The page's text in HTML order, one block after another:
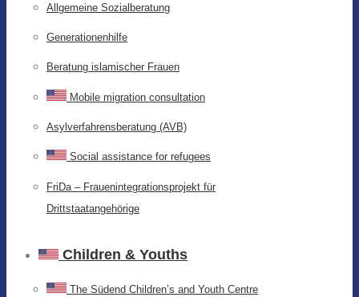
Allgemeine Sozialberatung
Generationenhilfe
Beratung islamischer Frauen
Mobile migration consultation
Asylverfahrensberatung (AVB)
Social assistance for refugees
FriDa – Frauenintegrationsprojekt für
Drittstaatangehörige
Children & Youths
The Südend Children’s and Youth Centre